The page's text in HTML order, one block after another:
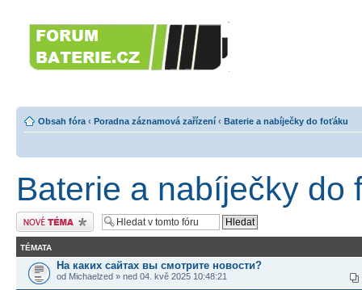
Obsah fóra ‹ Poradna záznamová zařízení ‹ Baterie a nabíječky do foťáku
Baterie a nabíječky do
Odeslat nové téma
TÉMATA
На каких сайтах вы смотрите новости?
od Michaelzed » ned 04. kvě 2025 10:48:21